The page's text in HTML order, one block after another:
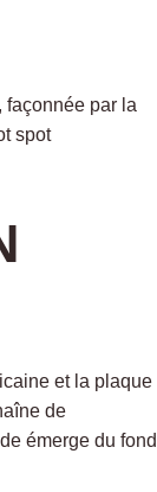
par la
spot
et la plaque
de
émerge du fond